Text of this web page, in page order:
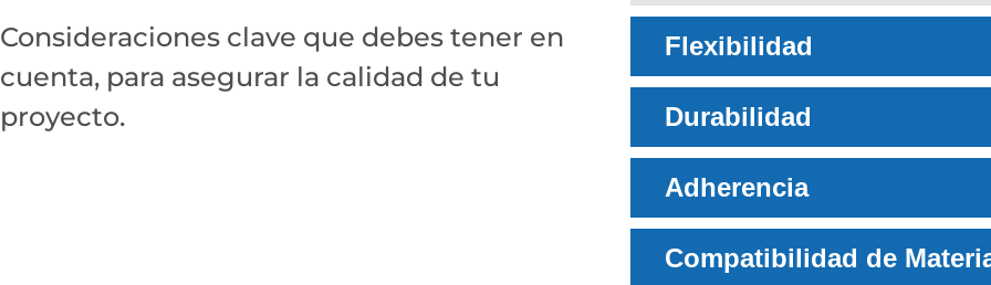
Consideraciones clave que debes tener en
cuenta, para asegurar la calidad de tu
proyecto.
Flexibilidad
Durabilidad
Adherencia
Compatibilidad de